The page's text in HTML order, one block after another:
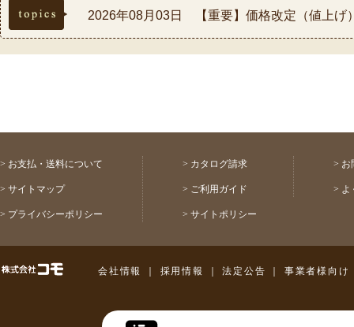
topics
2026年08月03日 【重要】価格改定（値上げ
2026年07月30日 【重要】熊本県熊本地方を
2026年07月17日 ◆お盆休み中の配送スケジ
> お支払・送料について
> サイトマップ
> プライバシーポリシー
> カタログ請求
> ご利用ガイド
> サイトポリシー
> お
> よ
株式会社コモ
会社情報 採用情報 ｜法定公告 事業者様向け